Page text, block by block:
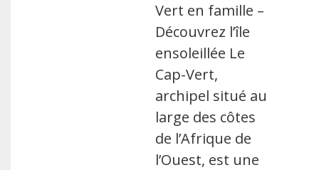
Vert en famille –
Découvrez l’île
ensoleillée Le
Cap-Vert,
archipel situé au
large des côtes
de l’Afrique de
l’Ouest, est une